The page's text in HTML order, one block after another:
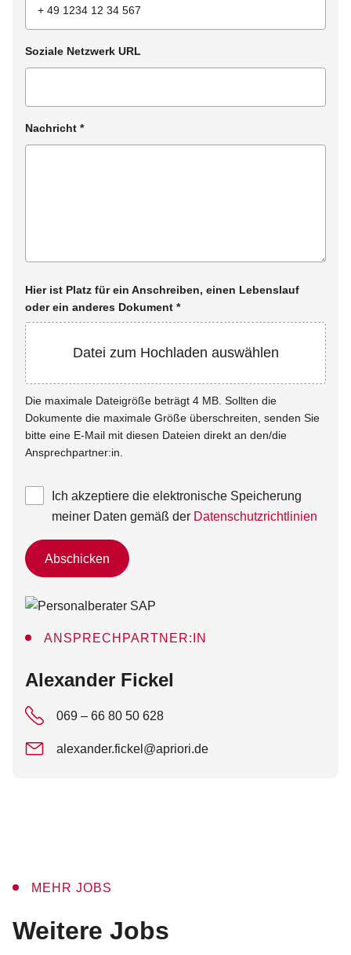
Soziale Netzwerk URL
Nachricht *
Hier ist Platz für ein Anschreiben, einen Lebenslauf
oder ein anderes Dokument *
Datei zum Hochladen auswählen
Die maximale Dateigröße beträgt 4 MB. Sollten die
Dokumente die maximale Größe überschreiten, senden Sie
bitte eine E-Mail mit diesen Dateien direkt an den/die
Ansprechpartner:in.
Ich akzeptiere die elektronische Speicherung
meiner Daten gemäß der Datenschutzrichtlinien
Abschicken
ANSPRECHPARTNER:IN
:
Alexander Fickel
069 – 66 80 50 628
alexander.fickel@apriori.de
MEHR JOBS
:
Weitere Jobs